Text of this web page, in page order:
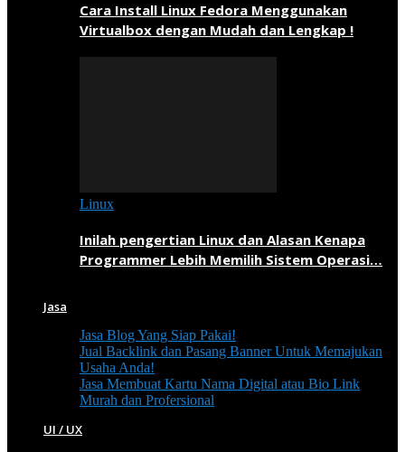
Cara Install Linux Fedora Menggunakan
Virtualbox dengan Mudah dan Lengkap !
Linux
Inilah pengertian Linux dan Alasan Kenapa
Programmer Lebih Memilih Sistem Operasi…
Jasa
Jasa Blog Yang Siap Pakai!
Jual Backlink dan Pasang Banner Untuk Memajukan
Usaha Anda!
Jasa Membuat Kartu Nama Digital atau Bio Link
Murah dan Profersional
UI / UX